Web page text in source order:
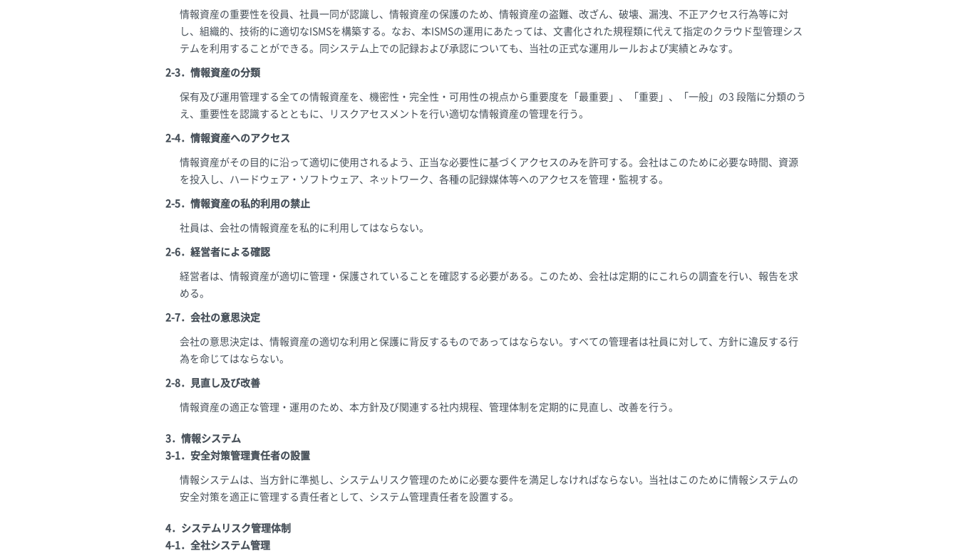
情報資産の重要性を役員、社員一同が認識し、情報資産の保護のため、情報資産の盗難、改ざん、破壊、漏洩、不正アクセス行為等に対
し、組織的、技術的に適切なISMSを構築する。なお、本ISMSの運用にあたっては、文書化された規程類に代えて指定のクラウド型管理シス
テムを利用することができる。同システム上での記録および承認についても、当社の正式な運用ルールおよび実績とみなす。
2-3．情報資産の分類
保有及び運用管理する全ての情報資産を、機密性・完全性・可用性の視点から重要度を「最重要」、「重要」、「一般」の3 段階に分類のう
え、重要性を認識するとともに、リスクアセスメントを行い適切な情報資産の管理を行う。
2-4．情報資産へのアクセス
情報資産がその目的に沿って適切に使用されるよう、正当な必要性に基づくアクセスのみを許可する。会社はこのために必要な時間、資源
を投入し、ハードウェア・ソフトウェア、ネットワーク、各種の記録媒体等へのアクセスを管理・監視する。
2-5．情報資産の私的利用の禁止
社員は、会社の情報資産を私的に利用してはならない。
2-6．経営者による確認
経営者は、情報資産が適切に管理・保護されていることを確認する必要がある。このため、会社は定期的にこれらの調査を行い、報告を求
める。
2-7．会社の意思決定
会社の意思決定は、情報資産の適切な利用と保護に背反するものであってはならない。すべての管理者は社員に対して、方針に違反する行
為を命じてはならない。
2-8．見直し及び改善
情報資産の適正な管理・運用のため、本方針及び関連する社内規程、管理体制を定期的に見直し、改善を行う。
3．情報システム
3-1．安全対策管理責任者の設置
情報システムは、当方針に準拠し、システムリスク管理のために必要な要件を満足しなければならない。当社はこのために情報システムの
安全対策を適正に管理する責任者として、システム管理責任者を設置する。
4．システムリスク管理体制
4-1．全社システム管理